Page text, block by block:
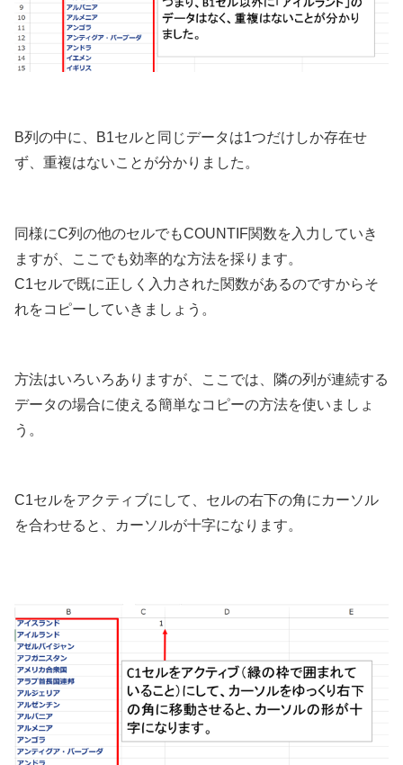
B列の中に、B1セルと同じデータは1つだけしか存在せ
ず、重複はないことが分かりました。
同様にC列の他のセルでもCOUNTIF関数を入力していき
ますが、ここでも効率的な方法を採ります。
C1セルで既に正しく入力された関数があるのですからそ
れをコピーしていきましょう。
方法はいろいろありますが、ここでは、隣の列が連続する
データの場合に使える簡単なコピーの方法を使いましょ
う。
C1セルをアクティブにして、セルの右下の角にカーソル
を合わせると、カーソルが十字になります。